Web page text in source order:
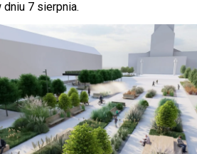
dniu 7 sierpnia.